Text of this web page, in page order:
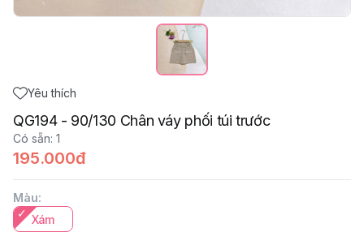
Yêu thích
QG194 - 90/130 Chân váy phối túi trước
Có sẵn: 1
195.000đ
Màu:
Xám